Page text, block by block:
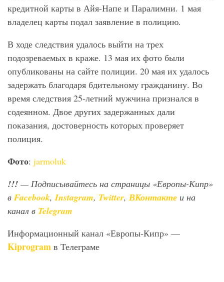
кредитной карты в Айя-Напе и Паралимни. 1 мая
владелец карты подал заявление в полицию.
В ходе следствия удалось выйти на трех
подозреваемых в краже. 13 мая их фото были
опубликованы на сайте полиции. 20 мая их удалось
задержать благодаря бдительному гражданину. Во
время следствия 25-летний мужчина признался в
содеянном. Двое других задержанных дали
показания, достоверность которых проверяет
полиция.
Фото: jarmoluk
!!! — Подписывайтесь на страницы «Европы-Кипр»
вFacebook,Instagram, Twitter, ВКонтакте и на
канал в Telegram
Информационный канал «Европы-Кипр» —
Kiprogram в Телеграме